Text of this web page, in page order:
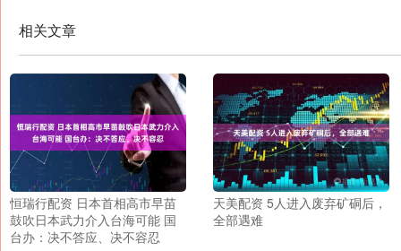
相关文章
恒瑞行配资 日本首相高市早苗
鼓吹日本武力介入台海可能 国
台办：决不答应、决不容忍
天美配资 5人进入废弃矿硐后，
全部遇难